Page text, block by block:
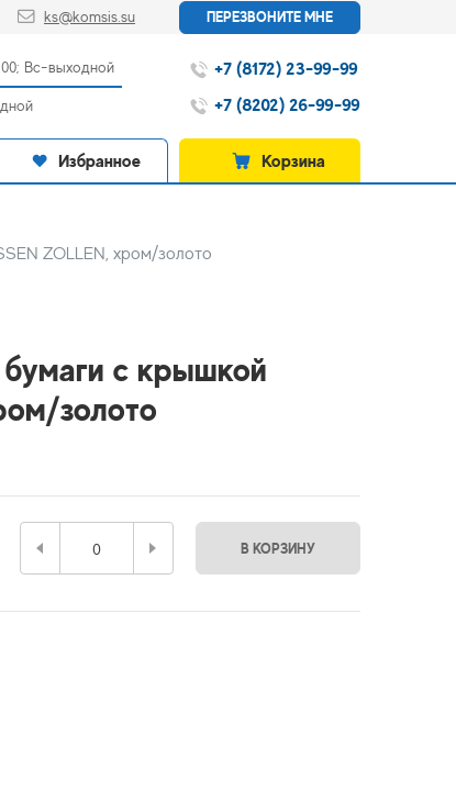
ks@komsis.su ПЕРЕЗВОНИТЕ МНЕ
Вс-выходной
+7 (8172) 23-99-99
+7 (8202) 26-99-99
Избранное Корзина
ZOLLEN, хром/золото
с крышкой
золото
В КОРЗИНУ